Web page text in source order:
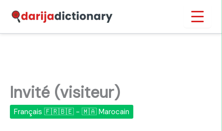
contenu
Inicio
Invité (visiteur)
Français 🇫🇷🇧🇪 - 🇲🇦 Marocain